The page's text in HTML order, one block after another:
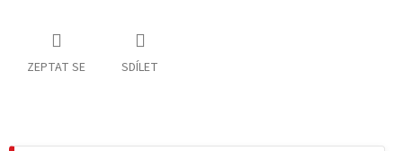
ZEPTAT SE SDÍLET